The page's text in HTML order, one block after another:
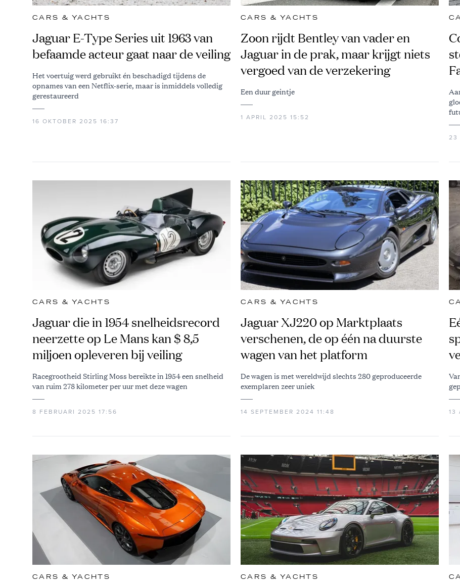
CARS & YACHTS
Jaguar E-Type Series uit 1963 van
befaamde acteur gaat naar de veiling
Het voertuig werd gebruikt én beschadigd tijdens de
opnames van een Netflix-serie, maar is inmiddels volledig
gerestaureerd
16 OKTOBER 2025 16:37
CARS & YACHTS
Zoon rijdt Bentley van vader en
Jaguar in de prak, maar krijgt niets
vergoed van de verzekering
Een duur geintje
1 APRIL 2025 15:52
23
CARS & YACHTS
Jaguar die in 1954 snelheidsrecord
neerzette op Le Mans kan $ 8,5
miljoen opleveren bij veiling
Racegrootheid Stirling Moss bereikte in 1954 een snelheid
van ruim 278 kilometer per uur met deze wagen
8 FEBRUARI 2025 17:56
CARS & YACHTS
Jaguar XJ220 op Marktplaats
verschenen, de op één na duurste
wagen van het platform
De wagen is met wereldwijd slechts 280 geproduceerde
exemplaren zeer uniek
14 SEPTEMBER 2024 11:48 13
CARS & YACHTS CARS & YACHTS